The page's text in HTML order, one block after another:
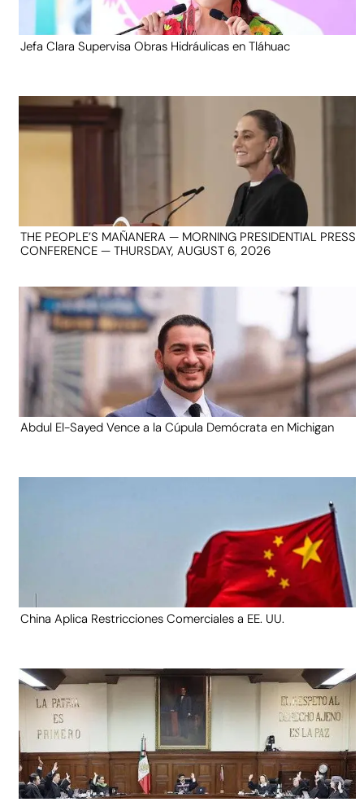
Jefa Clara Supervisa Obras Hidráulicas en Tláhuac
THE PEOPLE’S MAÑANERA — MORNING PRESIDENTIAL PRESS
CONFERENCE — THURSDAY, AUGUST 6, 2026
Abdul El-Sayed Vence a la Cúpula Demócrata en Michigan
China Aplica Restricciones Comerciales a EE. UU.